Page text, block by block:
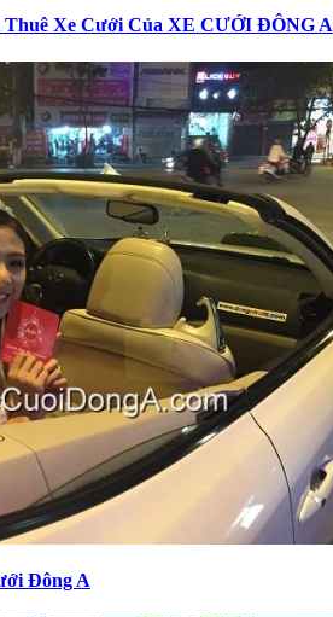
Xe Cưới Của XE CƯỚI ĐÔNG A
Đông A